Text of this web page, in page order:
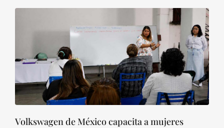
Volkswagen de México capacita a mujeres